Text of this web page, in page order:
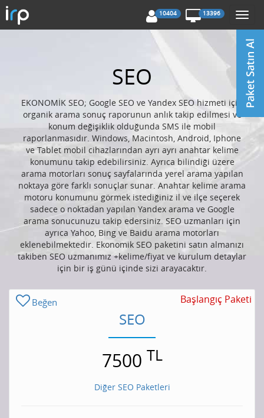
10404 13396
SEO
EKONOMİK SEO; Google SEO ve Yandex SEO hizmeti için
organik arama sonuç raporunun anlık takip edilmesi ve
konum değişiklik olduğunda SMS ile mobil
raporlanmasıdır. Windows, Macintosh, Android, Iphone
ve Tablet mobil cihazlarından ayrı ayrı anahtar kelime
konumunu takip edebilirsiniz. Ayrıca bilindiği üzere
arama motorları sonuç sayfalarında yerel arama yapılan
noktaya göre farklı sonuçlar sunar. Anahtar kelime arama
motoru konumunu görmek istediğiniz il ve ilçe seçerek
sadece o noktadan yapılan Yandex arama ve Google
arama sonucunuzu takip edersiniz. SEO uzmanları için
ayrıca Yahoo, Bing ve Baidu arama motorları
eklenebilmektedir. Ekonomik SEO paketini satın almanızı
takiben SEO uzmanımız +kelime/fiyat ve kurulum detaylar
için bir iş günü içinde sizi arayacaktır.
Beğen Başlangıç Paketi
SEO
7500 TL
Diğer SEO Paketleri